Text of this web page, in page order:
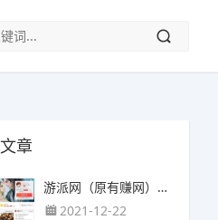
章
游派网（原有赚网），主要以试玩游戏赚钱为主
2021-12-22